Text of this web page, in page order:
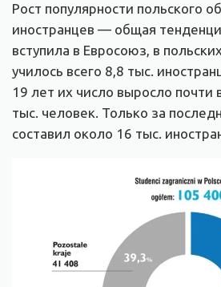
Рост популярности польского
иностранцев — общая
вступила в Евросоюз, в
училось всего 8,8 тыс.
19 лет их число выросло
тыс. человек. Только за
составил около 16 тыс.